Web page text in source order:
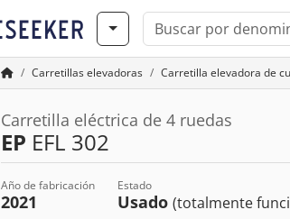
Carretillas elevadoras Carretilla elevadora de
Carretilla eléctrica de 4 ruedas
EP EFL 302
Año de fabricación
2021
Estado
Usado (totalmente